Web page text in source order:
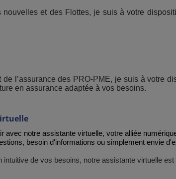
et des Flottes, je suis à votre
l’assurance des PRO-PME, je suis à votre
en assurance adaptée à vos besoins.
avec notre assistante virtuelle, votre alliée
besoin d'informations ou simplement envie
de vos besoins, notre assistante virtuelle